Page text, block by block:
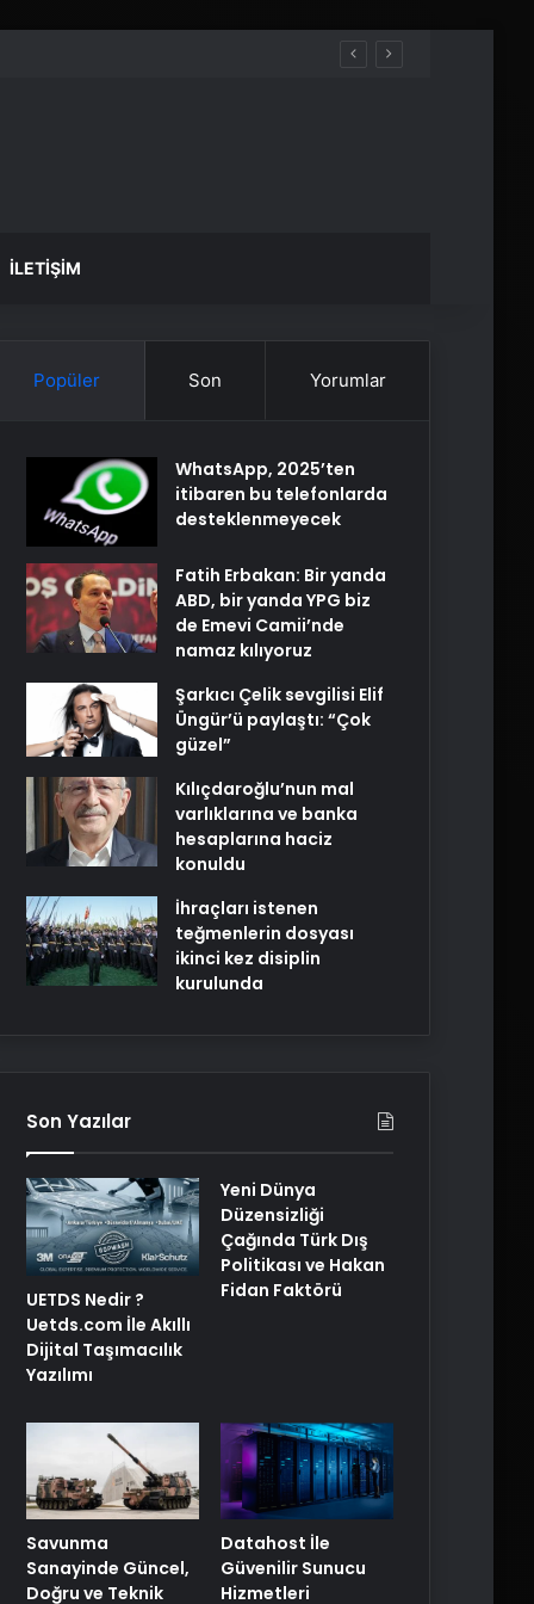
İLETIŞIM
Popüler Son Yorumlar
WhatsApp, 2025’ten
itibaren bu telefonlarda
desteklenmeyecek
Fatih Erbakan: Bir yanda
ABD, bir yanda YPG biz
de Emevi Camii’nde
namaz kılıyoruz
Şarkıcı Çelik sevgilisi Elif
Üngür’ü paylaştı: “Çok
güzel”
Kılıçdaroğlu’nun mal
varlıklarına ve banka
hesaplarına haciz
konuldu
İhraçları istenen
teğmenlerin dosyası
ikinci kez disiplin
kurulunda
Son Yazılar
UETDS Nedir ?
Uetds.com İle Akıllı
Dijital Taşımacılık
Yazılımı
Yeni Dünya
Düzensizliği
Çağında Türk Dış
Politikası ve Hakan
Fidan Faktörü
Savunma
Sanayinde Güncel,
Doğru ve Teknik
Datahost İle
Güvenilir Sunucu
Hizmetleri